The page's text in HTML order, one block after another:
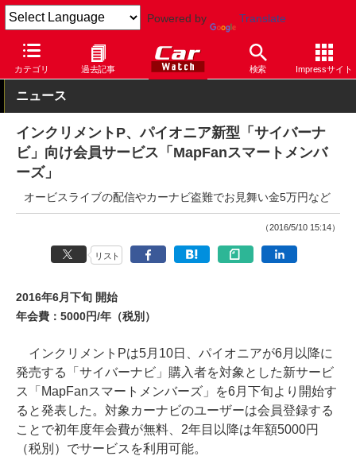
Powered by Translate
カテゴリ 過去記事 検索 Impressサイト
Car Watch ナビ パイオニア サイバーナビ
ニュース
インクリメントP、パイオニア新型「サイバーナ
ビ」向け会員サービス「MapFanスマートメンバ
ーズ」
オービスライブの配信やカーナビ盗難でお見舞い金5万円など
（2016/5/10 15:14）
リスト
2016年6月下旬 開始
年会費：5000円/年（税別）
インクリメントPは5月10日、パイオニアが6月以降に
発売する「サイバーナビ」購入者を対象とした新サービ
ス「MapFanスマートメンバーズ」を6月下旬より開始す
ると発表した。対象カーナビのユーザーは会員登録する
ことで初年度年会費が無料、2年目以降は年額5000円
（税別）でサービスを利用可能。